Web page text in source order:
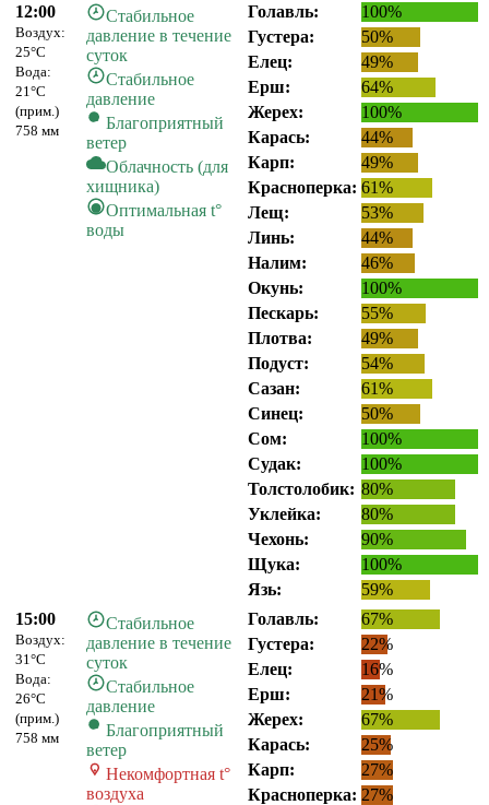
12:00
Воздух:
25°C
Вода:
21°C
(прим.)
758 мм
Стабильное
давление в течение
суток
Стабильное
давление
Благоприятный
ветер
Облачность (для
хищника)
Оптимальная t°
воды
Голавль:
100%
Густера:
50%
Елец:
49%
Ерш:
64%
Жерех:
100%
Карась:
44%
Карп:
49%
Красноперка: 61%
Лещ:
53%
Линь:
44%
Налим:
46%
Окунь:
100%
Пескарь:
55%
Плотва:
49%
Подуст:
54%
Сазан:
61%
Синец:
50%
Сом:
100%
Судак:
100%
Толстолобик: 80%
Уклейка:
80%
Чехонь:
90%
Щука:
100%
Язь:
59%
15:00
Воздух:
31°C
Вода:
26°C
(прим.)
758 мм
Стабильное
давление в течение
суток
Стабильное
давление
Благоприятный
ветер
Некомфортная t°
воздуха
Голавль:
67%
Густера:
22%
Елец:
16%
Ерш:
21%
Жерех:
67%
Карась:
25%
Карп:
27%
Красноперка: 27%